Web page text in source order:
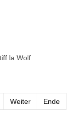
la Wolf
Weiter Ende